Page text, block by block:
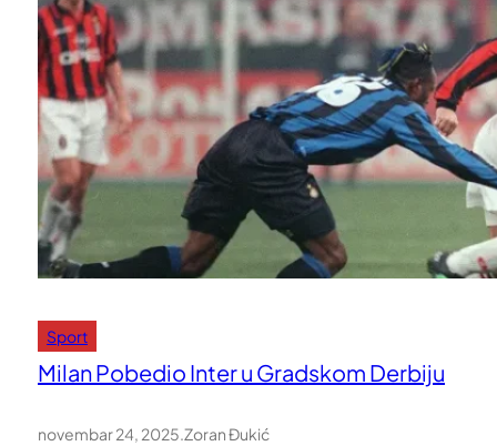
Sport
Milan Pobedio Inter u Gradskom Derbiju
novembar 24, 2025.Zoran Đukić